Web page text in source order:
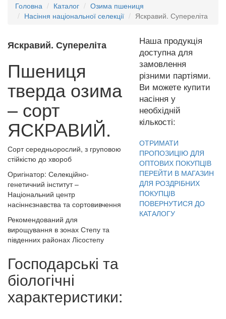
Головна
Каталог
Озима пшениця
Насіння національної селекції
Яскравий. Супереліта
Яскравий. Супереліта
Пшениця
тверда озима
– сорт
ЯСКРАВИЙ.
Сорт середньорослий, з груповою
стійкістю до хвороб
Оригінатор: Селекційно-
генетичний інститут –
Національний центр
насіннєзнавства та сортовивчення
Рекомендований для
вирощування в зонах Степу та
південних районах Лісостепу
Господарські та
біологічні
характеристики:
Наша продукція
доступна для
замовлення
різними партіями.
Ви можете купити
насіння у
необхідній
кількості:
ОТРИМАТИ
ПРОПОЗИЦІЮ ДЛЯ
ОПТОВИХ ПОКУПЦІВ
ПЕРЕЙТИ В МАГАЗИН
ДЛЯ РОЗДРІБНИХ
ПОКУПЦІВ
ПОВЕРНУТИСЯ ДО
КАТАЛОГУ